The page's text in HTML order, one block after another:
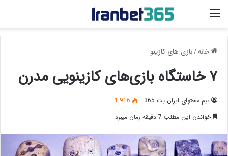
منو
خانه/بازی های کازینو
۷ خاستگاه بازی‌های کازینویی مدرن
تیم محتوای ایران بت 365
1,916
خواندن این مطلب 7 دقیقه زمان میبرد